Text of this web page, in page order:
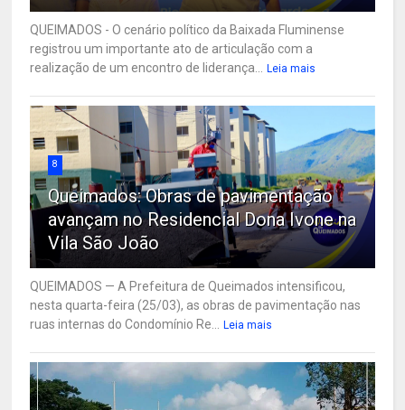
QUEIMADOS - O cenário político da Baixada Fluminense
registrou um importante ato de articulação com a
realização de um encontro de liderança...
Leia mais
8
Queimados: Obras de pavimentação
avançam no Residencial Dona Ivone na
Vila São João
QUEIMADOS — A Prefeitura de Queimados intensificou,
nesta quarta-feira (25/03), as obras de pavimentação nas
ruas internas do Condomínio Re...
Leia mais